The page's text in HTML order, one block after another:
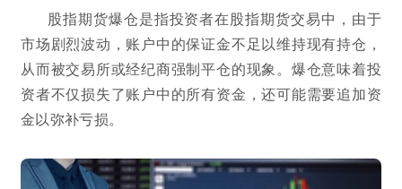
股指期货爆仓是指投资者在股指期货交易中，由于
市场剧烈波动，账户中的保证金不足以维持现有持仓，
从而被交易所或经纪商强制平仓的现象。爆仓意味着投
资者不仅损失了账户中的所有资金，还可能需要追加资
金以弥补亏损。